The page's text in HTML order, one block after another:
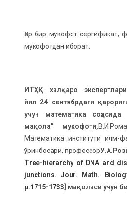
Ҳар бир мукофот сертификат,
мукофотдан иборат.
ИТҲҚ халқаро
йил 24 сентябрдаги
учун математика
мақола” мукофоти,
Математика институти илм-
ўринбосари, профессор
Tree-hierarchy of DNA and
junctions. Jour. Math.
p.1715-1733] мақоласи учун